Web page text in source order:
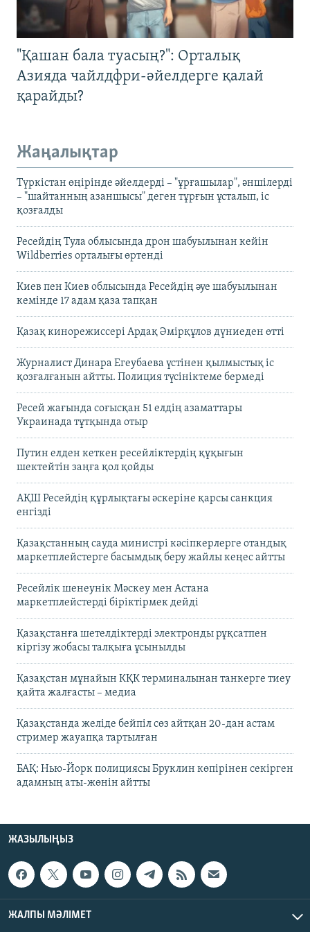
"Қашан бала туасың?": Орталық
Азияда чайлдфри-әйелдерге қалай
қарайды?
Жаңалықтар
Түркістан өңірінде әйелдерді – "ұрғашылар", әншілерді
– "шайтанның азаншысы" деген тұрғын ұсталып, іс
қозғалды
Ресейдің Тула облысында дрон шабуылынан кейін
Wildberries орталығы өртенді
Киев пен Киев облысында Ресейдің әуе шабуылынан
кемінде 17 адам қаза тапқан
Қазақ кинорежиссері Ардақ Әмірқұлов дүниеден өтті
Журналист Динара Егеубаева үстінен қылмыстық іс
қозғалғанын айтты. Полиция түсініктеме бермеді
Ресей жағында соғысқан 51 елдің азаматтары
Украинада тұтқында отыр
Путин елден кеткен ресейліктердің құқығын
шектейтін заңға қол қойды
АҚШ Ресейдің құрлықтағы әскеріне қарсы санкция
енгізді
Қазақстанның сауда министрі кәсіпкерлерге отандық
маркетплейстерге басымдық беру жайлы кеңес айтты
Ресейлік шенеунік Мәскеу мен Астана
маркетплейстерді біріктірмек дейді
Қазақстанға шетелдіктерді электронды рұқсатпен
кіргізу жобасы талқыға ұсынылды
Қазақстан мұнайын КҚК терминалынан танкерге тиеу
қайта жалғасты – медиа
Қазақстанда желіде бейпіл сөз айтқан 20-дан астам
стример жауапқа тартылған
БАҚ: Нью-Йорк полициясы Бруклин көпірінен секірген
адамның аты-жөнін айтты
ЖАЗЫЛЫҢЫЗ
ЖАЛПЫ МӘЛІМЕТ